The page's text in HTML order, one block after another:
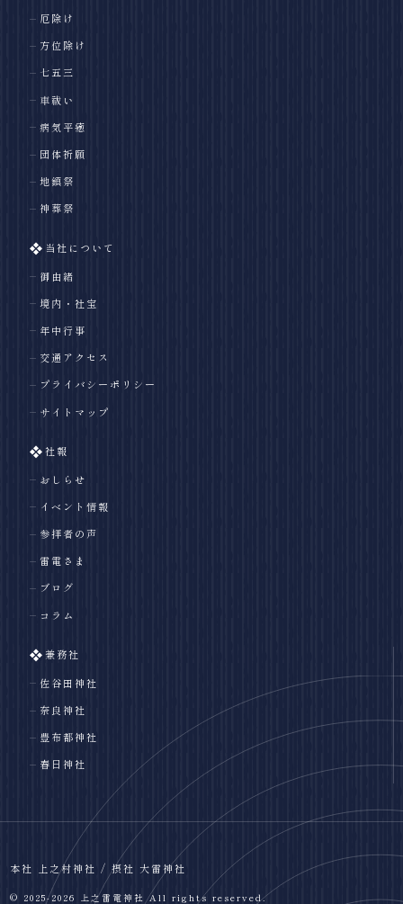
厄除け
方位除け
七五三
車祓い
病気平癒
団体祈願
地鎮祭
神葬祭
当社について
御由緒
境内・社宝
年中行事
交通アクセス
プライバシーポリシー
サイトマップ
社報
おしらせ
イベント情報
参拝者の声
雷電さま
ブログ
コラム
兼務社
佐谷田神社
奈良神社
豊布都神社
春日神社
© 2025-2026 上之雷電神社 All rights reserved.
本社 上之村神社 / 摂社 大雷神社